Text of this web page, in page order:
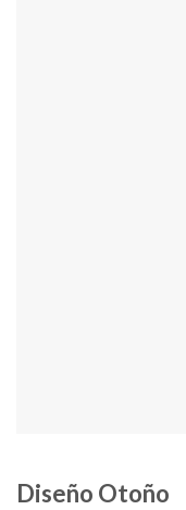
Diseño Otoño